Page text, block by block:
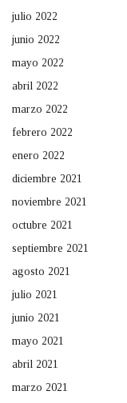
julio 2022
junio 2022
mayo 2022
abril 2022
marzo 2022
febrero 2022
enero 2022
diciembre 2021
noviembre 2021
octubre 2021
septiembre 2021
agosto 2021
julio 2021
junio 2021
mayo 2021
abril 2021
marzo 2021